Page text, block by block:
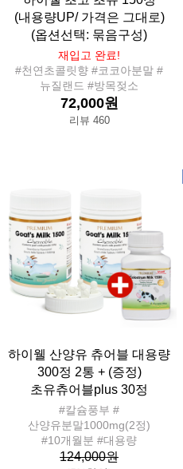
(내용량UP/ 가격은 그대로)
(옵션선택: 묶음구성)
재입고 완료!
#천연초콜릿향 #코코아분말 #
뉴질랜드 #방목젖소
72,000원
리뷰 460
하이웰 산양유 츄어블 대용량
300정 2통 + (증정)
초유츄어블plus 30정
#칼슘풍부 #
산양유분말1000mg(2정)
#10개월분 #대용량
124,000원